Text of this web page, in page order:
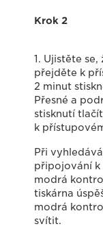
Krok 2
1. Ujistěte
přejděte k
2 minut
Přesné a
stisknutí
k
Při
připojování
modrá
tiskárna
modrá
svítit.